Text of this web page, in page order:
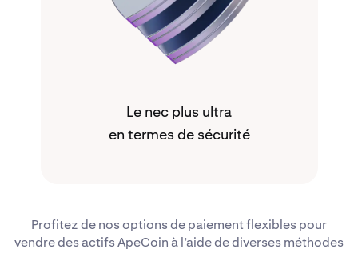
Le nec plus ultra
en termes de sécurité
Profitez de nos options de paiement flexibles pour
vendre des actifs ApeCoin à l’aide de diverses méthodes